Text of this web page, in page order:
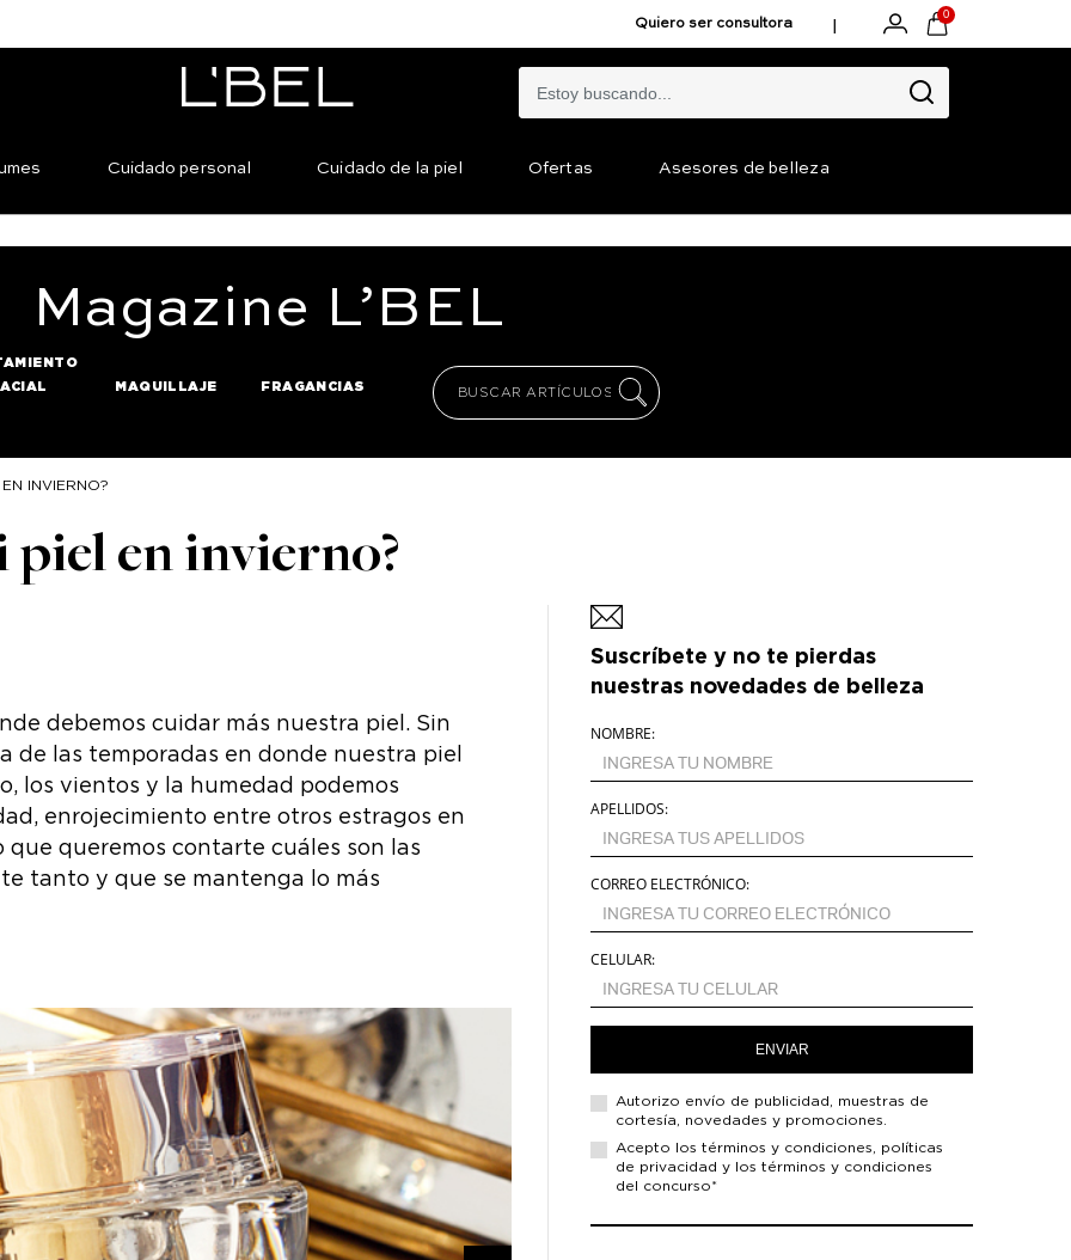
Quiero ser consultora | 0
Cuidado personal Cuidado de la piel Ofertas Asesores de belleza
Magazine L’BEL
MAQUILLAJE FRAGANCIAS
INVIERNO?
en invierno?
debemos cuidar más nuestra piel. Sin
de las temporadas en donde nuestra piel
los vientos y la humedad podemos
enrojecimiento entre otros estragos en
queremos contarte cuáles son las
tanto y que se mantenga lo más
Suscríbete y no te pierdas
nuestras novedades de belleza
NOMBRE:
APELLIDOS:
CORREO ELECTRÓNICO:
CELULAR:
ENVIAR
Autorizo envío de publicidad, muestras de
cortesía, novedades y promociones.
Acepto los términos y condiciones, políticas
de privacidad y los términos y condiciones
del concurso*